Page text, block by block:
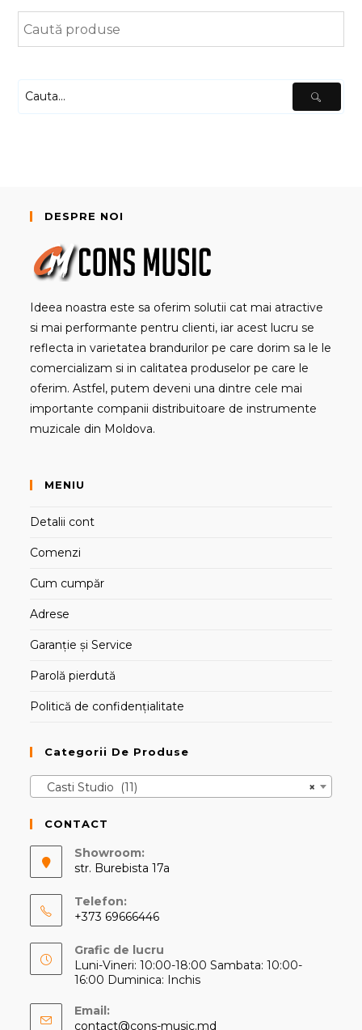
DESPRE NOI
Ideea noastra este sa oferim solutii cat mai atractive
si mai performante pentru clienti, iar acest lucru se
reflecta in varietatea brandurilor pe care dorim sa le le
comercializam si in calitatea produselor pe care le
oferim. Astfel, putem deveni una dintre cele mai
importante companii distribuitoare de instrumente
muzicale din Moldova.
MENIU
Detalii cont
Comenzi
Cum cumpăr
Adrese
Garanție și Service
Parolă pierdută
Politică de confidențialitate
Categorii De Produse
×
Casti Studio (11)
CONTACT
Showroom:
str. Burebista 17a
Telefon:
+373 69666446
in
your
Grafic de lucru
Luni-Vineri: 10:00-18:00 Sambata: 10:00-
16:00 Duminica: Inchis
Email:
contact@cons-music.md